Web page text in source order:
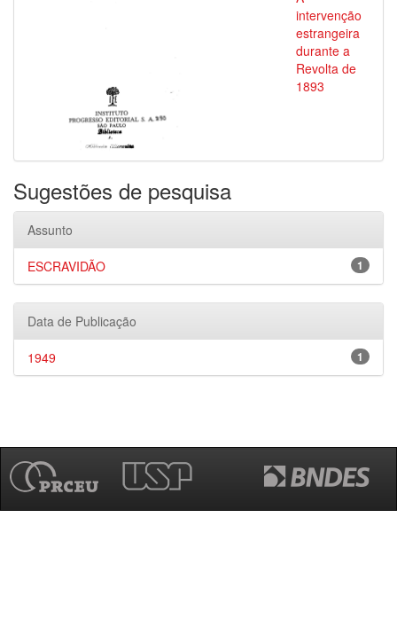
intervenção
estrangeira
durante a
Revolta de
1893
Sugestões de pesquisa
Assunto
1
ESCRAVIDÃO
Data de Publicação
1
1949